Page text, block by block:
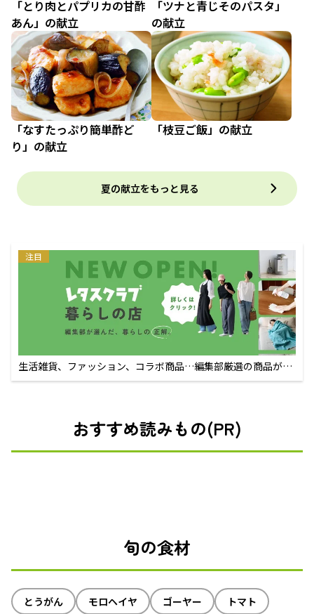
「とり肉とパプリカの甘酢
あん」の献立
「ツナと青じそのパスタ」
の献立
「なすたっぷり簡単酢ど
り」の献立
「枝豆ご飯」の献立
夏の献立をもっと見る
注目
生活雑貨、ファッション、コラボ商品…編集部厳選の商品が買
えるECサイト
おすすめ読みもの(PR)
旬の食材
とうがん モロヘイヤ ゴーヤー
トマト